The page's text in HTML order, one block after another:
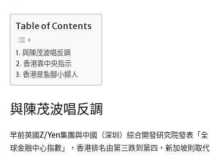
Table of Contents
與陳茂波唱反調
香港靠中央指示
香港是紮腳小婦人
與陳茂波唱反調
早前英國Z/Yen集團與中國（深圳）綜合開發研究院發表「全
球金融中心指數」，香港排名由第三跌到第四，新加坡則取代